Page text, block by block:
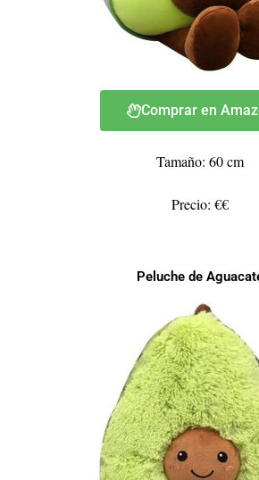
Comprar en
Tamaño: 60 cm
Precio: €€
Peluche de